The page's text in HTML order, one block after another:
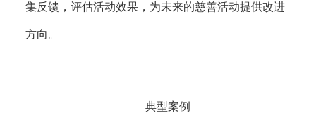
集反馈，评估活动效果，为未来的慈善活动提供改进
方向。
典型案例